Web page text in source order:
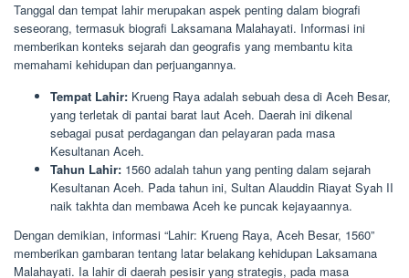
Tanggal dan tempat lahir merupakan aspek penting dalam biografi
seseorang, termasuk biografi Laksamana Malahayati. Informasi ini
memberikan konteks sejarah dan geografis yang membantu kita
memahami kehidupan dan perjuangannya.
Tempat Lahir: Krueng Raya adalah sebuah desa di Aceh Besar,
yang terletak di pantai barat laut Aceh. Daerah ini dikenal
sebagai pusat perdagangan dan pelayaran pada masa
Kesultanan Aceh.
Tahun Lahir: 1560 adalah tahun yang penting dalam sejarah
Kesultanan Aceh. Pada tahun ini, Sultan Alauddin Riayat Syah II
naik takhta dan membawa Aceh ke puncak kejayaannya.
Dengan demikian, informasi “Lahir: Krueng Raya, Aceh Besar, 1560”
memberikan gambaran tentang latar belakang kehidupan Laksamana
Malahayati. Ia lahir di daerah pesisir yang strategis, pada masa